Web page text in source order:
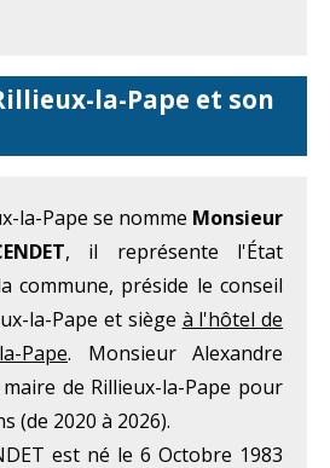
la-Pape et son
la-Pape se nomme Monsieur
, il représente l'État
commune, préside le conseil
la-Pape et siège à l'hôtel de
Pape. Monsieur Alexandre
de Rillieux-la-Pape pour
(de 2020 à 2026).
est né le 6 Octobre 1983